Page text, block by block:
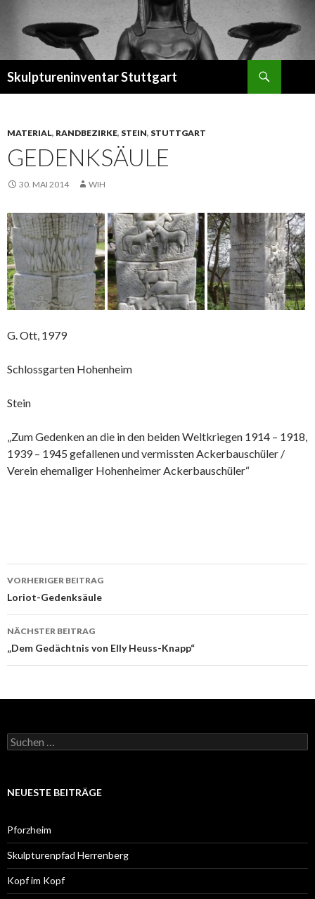
Skulptureninventar Stuttgart
MATERIAL, RANDBEZIRKE, STEIN, STUTTGART
GEDENKSÄULE
30. MAI 2014 WIH
G. Ott, 1979
Schlossgarten Hohenheim
Stein
„Zum Gedenken an die in den beiden Weltkriegen 1914 – 1918,
1939 – 1945 gefallenen und vermissten Ackerbauschüler /
Verein ehemaliger Hohenheimer Ackerbauschüler“
Beitrags-
Navigation
VORHERIGER BEITRAG
Loriot-Gedenksäule
NÄCHSTER BEITRAG
„Dem Gedächtnis von Elly Heuss-Knapp“
Suchen
nach:
NEUESTE BEITRÄGE
Pforzheim
Skulpturenpfad Herrenberg
Kopf im Kopf